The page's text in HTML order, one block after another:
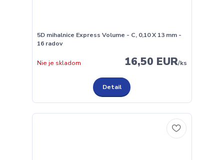
5D mihalnice Express Volume - C, 0,10 X 13 mm -
16 radov
16,50 EUR/ks
Nie je skladom
Detail